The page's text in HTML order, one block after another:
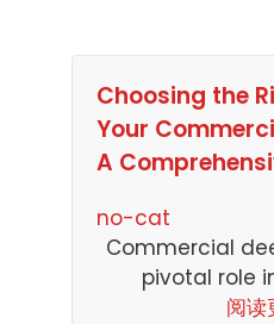
Choosing the
Your
A
no-cat
Commercial
pivotal role
阅读